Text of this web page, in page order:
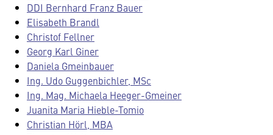
DDI Bernhard Franz Bauer
Elisabeth Brandl
Christof Fellner
Georg Karl Giner
Daniela Gmeinbauer
Ing. Udo Guggenbichler, MSc
Ing. Mag. Michaela Heeger-Gmeiner
Juanita Maria Hieble-Tomio
Christian Hörl, MBA